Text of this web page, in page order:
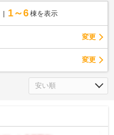
1～6 棟を表示
変更
変更